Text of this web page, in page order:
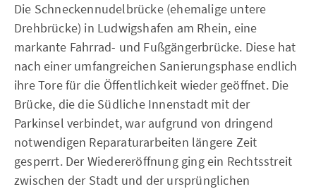
Die Schneckennudelbrücke (ehemalige untere
Drehbrücke) in Ludwigshafen am Rhein, eine
markante Fahrrad- und Fußgängerbrücke. Diese hat
nach einer umfangreichen Sanierungsphase endlich
ihre Tore für die Öffentlichkeit wieder geöffnet. Die
Brücke, die die Südliche Innenstadt mit der
Parkinsel verbindet, war aufgrund von dringend
notwendigen Reparaturarbeiten längere Zeit
gesperrt. Der Wiedereröffnung ging ein Rechtsstreit
zwischen der Stadt und der ursprünglichen